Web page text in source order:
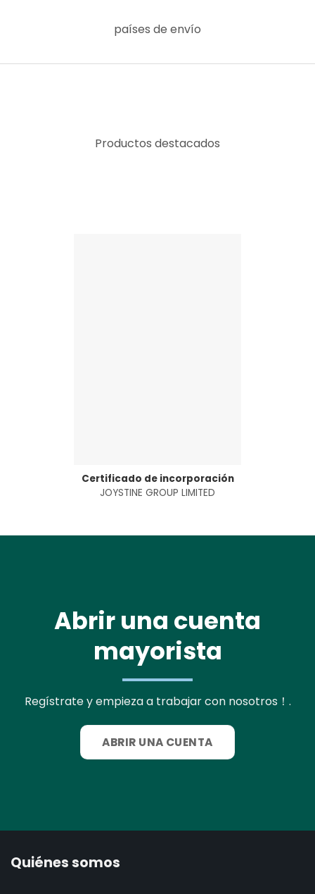
países de envío
Productos destacados
Certificado de incorporación
JOYSTINE GROUP LIMITED
Abrir una cuenta
mayorista
Regístrate y empieza a trabajar con nosotros！.
ABRIR UNA CUENTA
Quiénes somos